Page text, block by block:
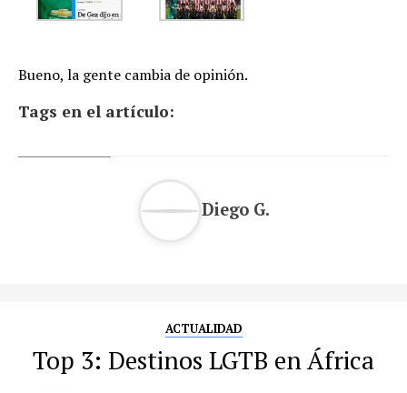
Bueno, la gente cambia de opinión.
Tags en el artículo:
Diego G.
ACTUALIDAD
Top 3: Destinos LGTB en África